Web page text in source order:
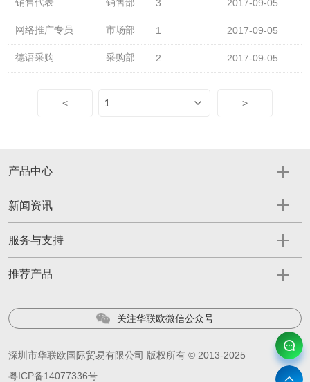
销售代表 销售部 3 2017-09-05
网络推广专员 市场部 1 2017-09-05
德语采购 采购部 2 2017-09-05
< >
产品中心
新闻资讯
服务与支持
推荐产品
关注华联欧微信公众号
深圳市华联欧国际贸易有限公司 版权所有 © 2013-2025
粤ICP备14077336号